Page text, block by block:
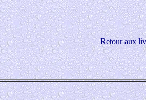
Retour aux